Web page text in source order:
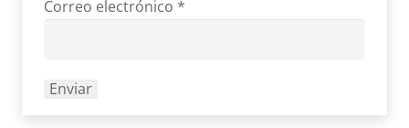
Correo electrónico *